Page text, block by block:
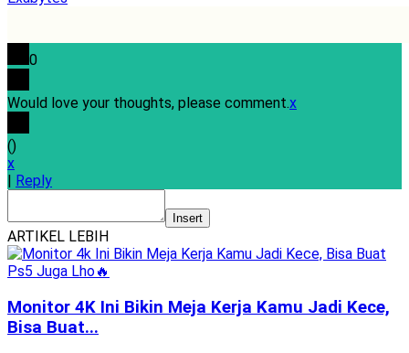
0
Would love your thoughts, please comment.x
()
x
| Reply
Insert
ARTIKEL LEBIH
Monitor 4K Ini Bikin Meja Kerja Kamu Jadi Kece,
Bisa Buat...